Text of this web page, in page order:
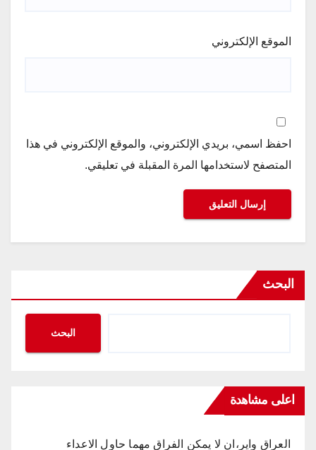
الموقع الإلكتروني
احفظ اسمي، بريدي الإلكتروني، والموقع الإلكتروني في هذا
المتصفح لاستخدامها المرة المقبلة في تعليقي.
البحث
البحث
اعلى مشاهدة
العراق واير،ان لا يمكن الفراق مهما حاول الاعداء